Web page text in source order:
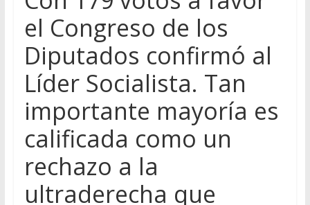
el Congreso de los
Diputados confirmó al
Líder Socialista. Tan
importante mayoría es
calificada como un
rechazo a la
ultraderecha que